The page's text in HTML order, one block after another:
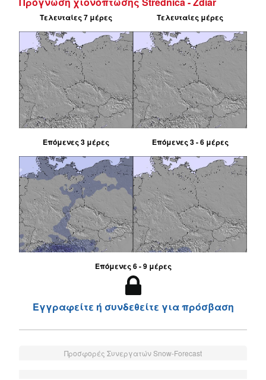
Τελευταίες 7 μέρες Τελευταίες μέρες
Επόμενες 3 μέρες Επόμενες 3 - 6 μέρες
Επόμενες 6 - 9 μέρες
Εγγραφείτε ή συνδεθείτε για πρόσβαση
Προσφορές Συνεργατών Snow-Forecast